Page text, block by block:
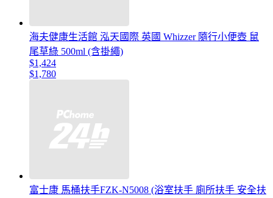
海夫健康生活館 泓天國際 英國 Whizzer 隨行小便壺 鼠
尾草綠 500ml (含掛繩)
$1,424
$1,780
富士康 馬桶扶手FZK-N5008 (浴室扶手 廁所扶手 安全扶